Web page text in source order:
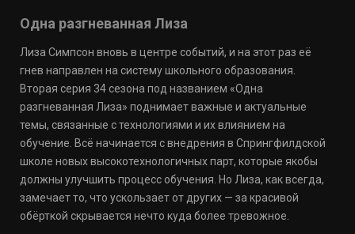
Одна разгневанная Лиза
Лиза Симпсон вновь в центре событий, и на этот раз её
гнев направлен на систему школьного образования.
Вторая серия 34 сезона под названием «Одна
разгневанная Лиза» поднимает важные и актуальные
темы, связанные с технологиями и их влиянием на
обучение. Всё начинается с внедрения в Спрингфилдской
школе новых высокотехнологичных парт, которые якобы
должны улучшить процесс обучения. Но Лиза, как всегда,
замечает то, что ускользает от других — за красивой
обёрткой скрывается нечто куда более тревожное.